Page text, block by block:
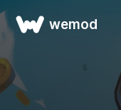
wemod